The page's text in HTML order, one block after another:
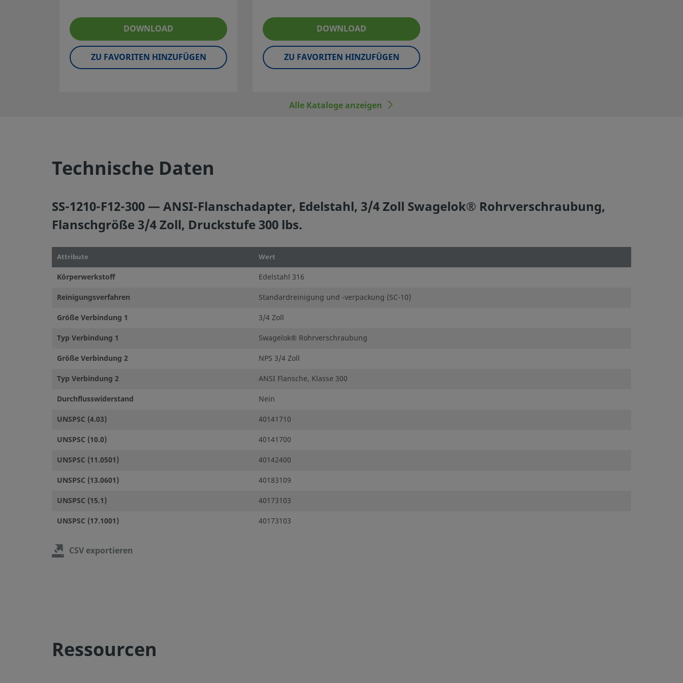
Swagelok Company.Alle Rechte vorbehalten.
Swagelok® Rohrverschraubungs-
Endanschlüssen bis zu 50 mm und 2 Zoll
DOWNLOAD
ZU FAVORITEN HINZUFÜGEN
DOWNLOAD
ZU FAVORITEN HINZUFÜGEN
Alle Kataloge anzeigen
Technische Daten
SS-1210-F12-300 — ANSI-Flanschadapter, Edelstahl, 3/4 Zoll Swagelok® Rohrverschraubung,
Flanschgröße 3/4 Zoll, Druckstufe 300 lbs.
Attribute Wert
Körperwerkstoff
Edelstahl 316
Reinigungsverfahren
Standardreinigung und -verpackung (SC-10)
Größe Verbindung 1
3/4 Zoll
Typ Verbindung 1
Swagelok® Rohrverschraubung
Größe Verbindung 2
NPS 3/4 Zoll
Typ Verbindung 2
ANSI Flansche, Klasse 300
Durchflusswiderstand
Nein
UNSPSC (4.03)
40141710
UNSPSC (10.0)
40141700
UNSPSC (11.0501)
40142400
UNSPSC (13.0601)
40183109
UNSPSC (15.1)
40173103
UNSPSC (17.1001)
40173103
CSV exportieren
Ressourcen